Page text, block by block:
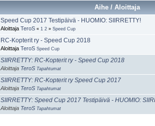
Aihe / Aloittaja
Speed Cup 2017 Testipäivä - HUOMIO: SIIRRETTY!
Aloittaja TeroS « 1 2 » Speed Cup
RC-Kopterit ry - Speed Cup 2018
Aloittaja TeroS Speed Cup
SIIRRETTY: RC-Kopterit ry - Speed Cup 2018
Aloittaja TeroS Tapahtumat
SIIRRETTY: RC-Kopterit ry Speed Cup 2017
Aloittaja TeroS Tapahtumat
SIIRRETTY: Speed Cup 2017 Testipäivä - HUOMIO:
Aloittaja TeroS Tapahtumat